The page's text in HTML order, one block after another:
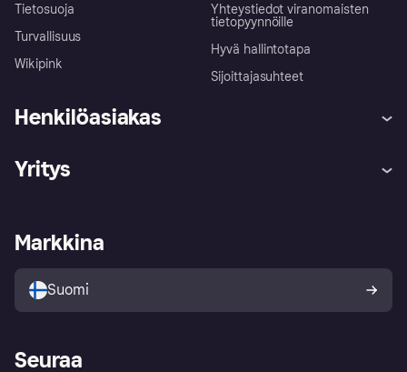
Tietosuoja
Turvallisuus
Wikipink
Yhteystiedot viranomaisten
tietopyynnöille
Hyvä hallintotapa
Sijoittajasuhteet
Henkilöasiakas
Kirjaudu sisään
Tutustu kauppoihin
Ostajan turva
Yritys
Kirjaudu sisään yrityksenä
Markkina
Suomi
Seuraa